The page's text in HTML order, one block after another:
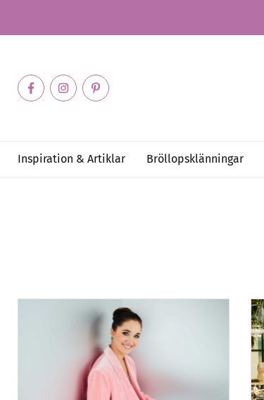
Inspiration & Artiklar Bröllopsklänningar